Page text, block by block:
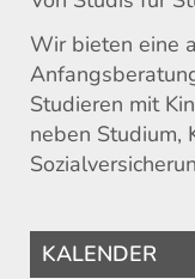
Wir bieten eine
Studieren mit
neben Studium,
KALENDER